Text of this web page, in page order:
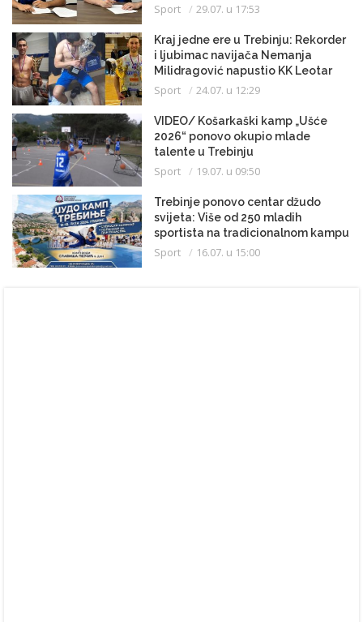
Sport 29.07. u 17:53
Kraj jedne ere u Trebinju: Rekorder
i ljubimac navijača Nemanja
Milidragović napustio KK Leotar
Sport 24.07. u 12:29
VIDEO/ Košarkaški kamp „Ušće
2026“ ponovo okupio mlade
talente u Trebinju
Sport 19.07. u 09:50
Trebinje ponovo centar džudo
svijeta: Više od 250 mladih
sportista na tradicionalnom kampu
Sport 16.07. u 15:00